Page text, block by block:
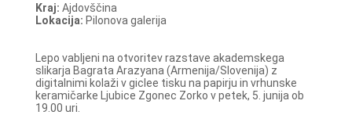
Kraj: Ajdovščina
Lokacija: Pilonova galerija
Lepo vabljeni na otvoritev razstave akademskega
slikarja Bagrata Arazyana (Armenija/Slovenija) z
digitalnimi kolaži v giclee tisku na papirju in vrhunske
keramičarke Ljubice Zgonec Zorko v petek, 5. junija ob
19.00 uri.